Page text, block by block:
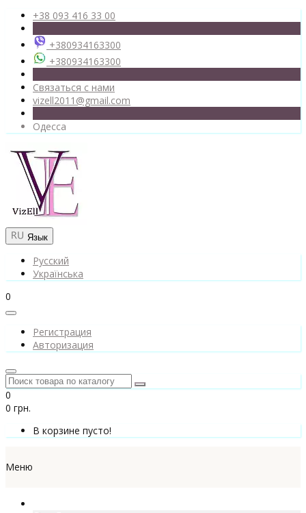
+38 093 416 33 00
+380934163300
+380934163300
Связаться с нами
vizell2011@gmail.com
Одесса
Язык
Русский
Українська
0
Регистрация
Авторизация
0
0 грн.
В корзине пусто!
Меню